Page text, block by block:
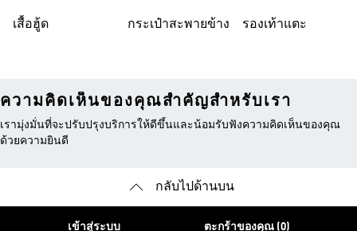
เสื้อฮู้ด กระเป๋าสะพายข้าง รองเท้าแตะ
ความคิดเห็นของคุณสำคัญสำหรับเรา
เรามุ่งมั่นที่จะปรับปรุงบริการให้ดีขึ้นและน้อมรับฟังความคิดเห็นของคุณ
ด้วยความยินดี
กลับไปด้านบน
เข้าสู่ระบบ ตะกร้าของคุณ (0)